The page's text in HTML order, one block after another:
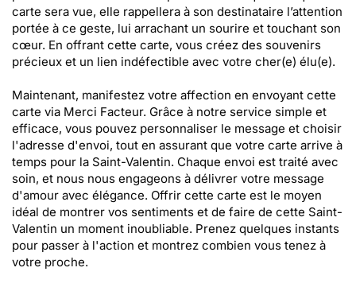
carte sera vue, elle rappellera à son destinataire l’attention
portée à ce geste, lui arrachant un sourire et touchant son
cœur. En offrant cette carte, vous créez des souvenirs
précieux et un lien indéfectible avec votre cher(e) élu(e).
Maintenant, manifestez votre affection en envoyant cette
carte via Merci Facteur. Grâce à notre service simple et
efficace, vous pouvez personnaliser le message et choisir
l'adresse d'envoi, tout en assurant que votre carte arrive à
temps pour la Saint-Valentin. Chaque envoi est traité avec
soin, et nous nous engageons à délivrer votre message
d'amour avec élégance. Offrir cette carte est le moyen
idéal de montrer vos sentiments et de faire de cette Saint-
Valentin un moment inoubliable. Prenez quelques instants
pour passer à l'action et montrez combien vous tenez à
votre proche.